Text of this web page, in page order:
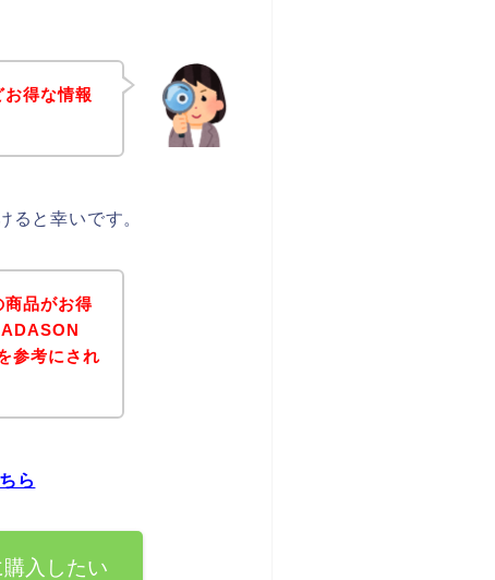
得な情報
と幸いです。
品がお得
参考にされ
ら
入したい